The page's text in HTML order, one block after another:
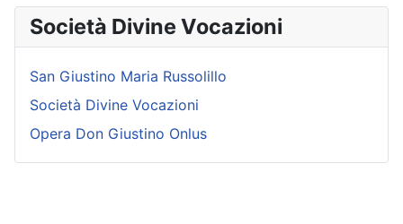
Società Divine Vocazioni
San Giustino Maria Russolillo
Società Divine Vocazioni
Opera Don Giustino Onlus